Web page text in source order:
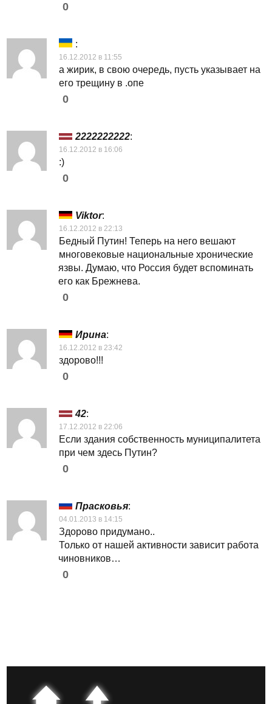
0
:
16.12.2012 в 11:55
а жирик, в свою очередь, пусть указывает на
его трещину в .опе
0
2222222222:
16.12.2012 в 16:06
:)
0
Viktor:
16.12.2012 в 22:13
Бедный Путин! Теперь на него вешают
многовековые национальные хронические
язвы. Думаю, что Россия будет вспоминать
его как Брежнева.
0
Ирина:
16.12.2012 в 23:42
здорово!!!
0
42:
17.12.2012 в 22:06
Если здания собственность муниципалитета
при чем здесь Путин?
0
Прасковья:
04.01.2013 в 14:15
Здорово придумано..
Только от нашей активности зависит работа
чиновников…
0